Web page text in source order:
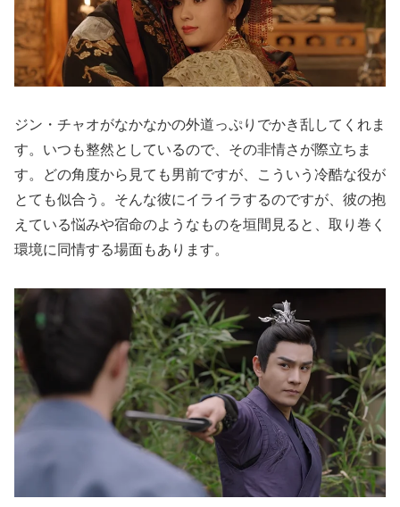
ジン・チャオがなかなかの外道っぷりでかき乱してくれま
す。いつも整然としているので、その非情さが際立ちま
す。どの角度から見ても男前ですが、こういう冷酷な役が
とても似合う。そんな彼にイライラするのですが、彼の抱
えている悩みや宿命のようなものを垣間見ると、取り巻く
環境に同情する場面もあります。